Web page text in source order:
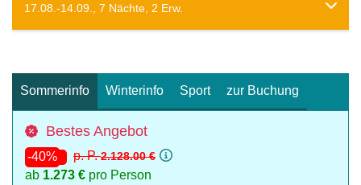
17.08.-14.09., 7 Nächte, 2 Erw.
Sommerinfo Winterinfo Sport zur Buchung
Bestes Angebot
-40% p. P.2.128.00 €
ab 1.273 € pro Person